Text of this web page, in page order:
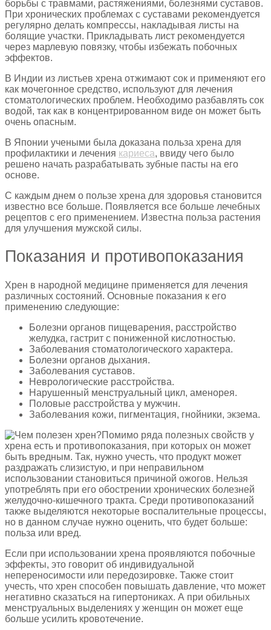
борьбы с травмами, растяжениями, болезнями суставов.
При хронических проблемах с суставами рекомендуется
регулярно делать компрессы, накладывая листы на
болящие участки. Прикладывать лист рекомендуется
через марлевую повязку, чтобы избежать побочных
эффектов.
В Индии из листьев хрена отжимают сок и применяют его
как мочегонное средство, используют для лечения
стоматологических проблем. Необходимо разбавлять сок
водой, так как в концентрированном виде он может быть
очень опасным.
В Японии учеными была доказана польза хрена для
профилактики и лечения кариеса, ввиду чего было
решено начать разрабатывать зубные пасты на его
основе.
С каждым днем о пользе хрена для здоровья становится
известно все больше. Появляется все больше лечебных
рецептов с его применением. Известна польза растения
для улучшения мужской силы.
Показания и противопоказания
Хрен в народной медицине применяется для лечения
различных состояний. Основные показания к его
применению следующие:
Болезни органов пищеварения, расстройство
желудка, гастрит с пониженной кислотностью.
Заболевания стоматологического характера.
Болезни органов дыхания.
Заболевания суставов.
Неврологические расстройства.
Нарушенный менструальный цикл, аменорея.
Половые расстройства у мужчин.
Заболевания кожи, пигментация, гнойники, экзема.
Помимо ряда полезных свойств у
хрена есть и противопоказания, при которых он может
быть вредным. Так, нужно учесть, что продукт может
раздражать слизистую, и при неправильном
использовании становиться причиной ожогов. Нельзя
употреблять при его обострении хронических болезней
желудочно-кишечного тракта. Среди противопоказаний
также выделяются некоторые воспалительные процессы,
но в данном случае нужно оценить, что будет больше:
польза или вред.
Если при использовании хрена проявляются побочные
эффекты, это говорит об индивидуальной
непереносимости или передозировке. Также стоит
учесть, что хрен способен повышать давление, что может
негативно сказаться на гипертониках. А при обильных
менструальных выделениях у женщин он может еще
больше усилить кровотечение.